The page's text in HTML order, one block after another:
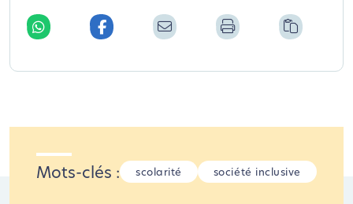
Mots-clés : scolarité société inclusive